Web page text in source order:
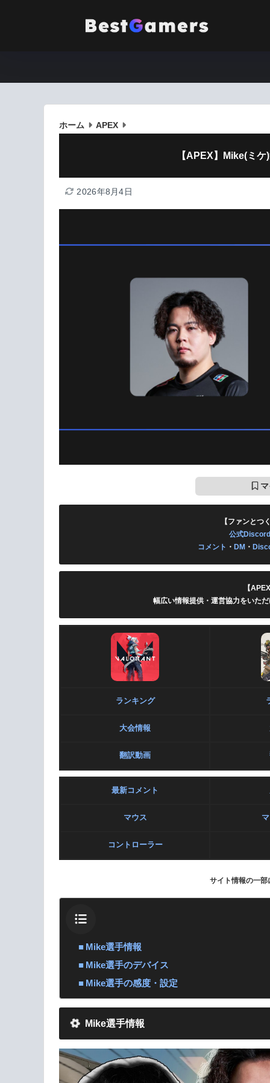
ホーム APEX
【APEX】Mike(ミ
2026年8月4日
【ファンとつ
公式
コメント ・ DM ・
【
幅広い情報提供・運営協力をいた
ランキング
大会情報
翻訳動画
最新コメント
マウス
コントローラー
サイト情報の一
Mike選手情報
Mike選手のデバイス
Mike選手の感度・設定
Mike選手情報